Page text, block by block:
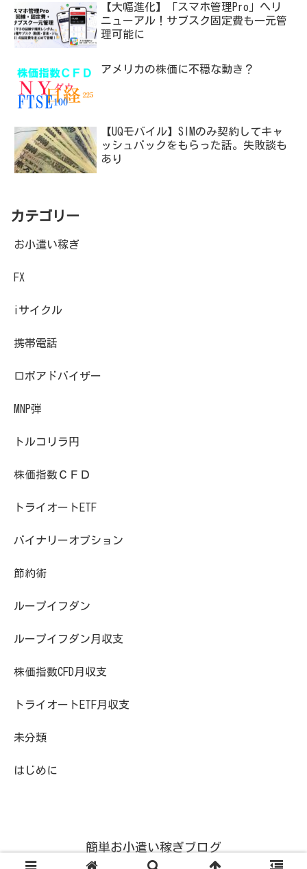
【大幅進化】「スマホ管理Pro」へリ
ニューアル！サブスク固定費も一元管
理可能に
アメリカの株価に不穏な動き？
【UQモバイル】SIMのみ契約してキャ
ッシュバックをもらった話。失敗談も
あり
カテゴリー
お小遣い稼ぎ
FX
iサイクル
携帯電話
ロボアドバイザー
MNP弾
トルコリラ円
株価指数ＣＦＤ
トライオートETF
バイナリーオプション
節約術
ループイフダン
ループイフダン月収支
株価指数CFD月収支
トライオートETF月収支
未分類
はじめに
簡単お小遣い稼ぎブログ
© 2017 簡単お小遣い稼ぎブログ.